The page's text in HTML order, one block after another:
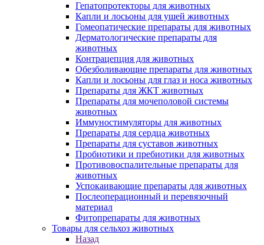
Гепатопротекторы для животных
Капли и лосьоны для ушей животных
Гомеопатические препараты для животных
Дерматологические препараты для
животных
Контрацепция для животных
Обезболивающие препараты для животных
Капли и лосьоны для глаз и носа животных
Препараты для ЖКТ животных
Препараты для мочеполовой системы
животных
Иммуностимуляторы для животных
Препараты для сердца животных
Препараты для суставов животных
Пробиотики и пребиотики для животных
Противовоспалительные препараты для
животных
Успокаивающие препараты для животных
Послеоперационный и перевязочный
материал
Фитопрепараты для животных
Товары для сельхоз животных
Назад